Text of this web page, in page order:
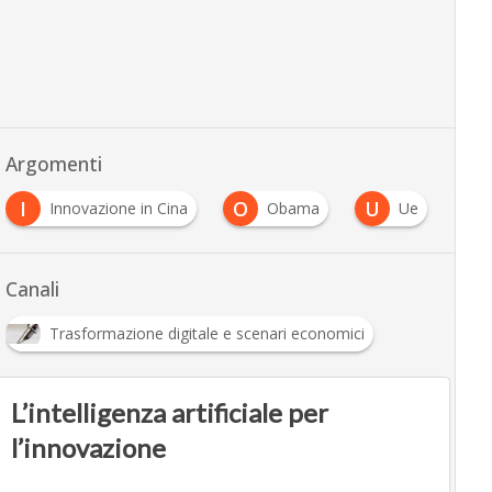
Argomenti
I
Innovazione in Cina O Obama U Ue
Canali
Trasformazione digitale e scenari economici
L’intelligenza artificiale per
l’innovazione